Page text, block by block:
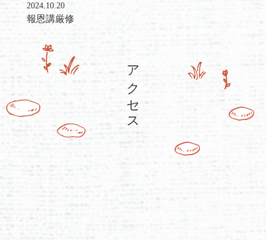
2024.10.20
報恩講厳修
アクセス